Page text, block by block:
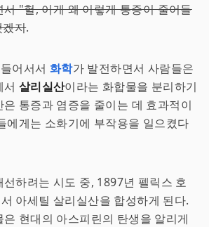
"헐, 이게 왜 이렇게 통증이 줄어들
겠지.
어서서 화학가 발전하면서 사람들은
서 살리실산이라는 화합물을 분리하기
통증과 염증을 줄이는 데 효과적이
에게는 소화기에 부작용을 일으켰다
하려는 시도 중, 1897년 펠릭스 호
아세틸 살리실산을 합성하게 된다.
현대의 아스피린의 탄생을 알리게